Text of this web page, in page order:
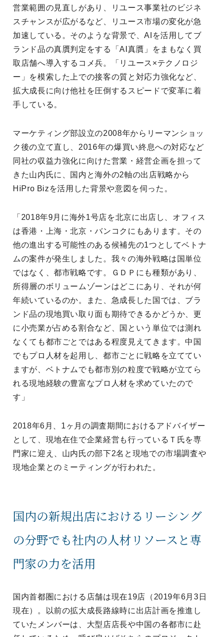
営業範囲の見直しがあり、リユース事業社のビジネ
スチャンスが広がるなど、リユース市場の変化が急
加速している。そのような背景で、AIを活用してブ
ランド品の真贋判定をする「AI真贋」をまもなく買
取店舗へ導入するコメ兵。「リユース×テクノロジ
ー」を模索した上での接客の質と対応力強化など、
拡大成長に向け他社を圧倒するスピードで変革に着
手している。
マーケティング部設立の2008年からリーマンショッ
ク後の立て直し、2016年の爆買い終息への対応など
同社の収益力強化に向けた営業・経営企画を担って
きた山内氏に、国内と海外の2軸の出店戦略から
HiPro Bizを活用した背景や意図を伺った。
「2018年9月に海外1号店を北京に出店し、オフィス
は香港・上海・北京・バンコクにもあります。その
他の進出する可能性のある候補先の1つとしてベトナ
ムの案件が発生しました。我々の海外戦略は国単位
ではなく、都市戦略です。ＧＤＰにも種類があり、
所得層のボリュームゾーンはどこにあり、それが何
年続いているのか。また、急成長した国では、ブラ
ンド品の現地買い取り面も期待できるかどうか、更
に小売業が占める割合など、国という単位では測れ
なくても都市ごとではある程度見えてきます。中国
でもプロ人材を起用し、都市ごとに戦略を立ててい
ますが、ベトナムでも都市別の粒度で戦略が立てら
れる現地経験の豊富なプロ人材を求めていたので
す」
2018年6月、1ヶ月の調査期間におけるアドバイザー
として、現地在住で企業経営も行っているＴ氏を専
門家に迎え、山内氏の部下2名と現地での市場調査や
現地企業とのミーティングが行われた。
国内の新規出店におけるリーシング
の分野でも社内の人材リソースと専
門家の力を活用
国内首都圏における店舗は現在19店（2019年6月3日
現在）。以前の拡大成長路線時に出店計画を推進し
ていたメンバーは、大型店店長や中国の各都市に赴